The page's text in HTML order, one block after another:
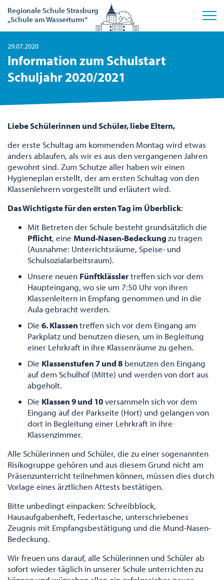
Regionale Schule Strasburg
„Schule am Wasserturm“
29.07.2020
Information zum Schulstart
Schuljahr 2020/2021
Liebe Schülerinnen und Schüler, liebe Eltern,
der erste Schultag am kommenden Montag wird etwas
anders ablaufen, als wir es aus den vergangenen Jahren
gewohnt sind. Zum Schutze aller haben wir einen
Hygieneplan erstellt, der am ersten Schultag von den
Klassenlehrern vorgestellt und erläutert wird.
Das Wichtigste für den ersten Tag im Überblick:
Mit Betreten der Schule besteht grundsätzlich die
Pflicht, eine Mund-Nasen-Bedeckungzu tragen
(Ausnahme: Unterrichtsräume, Speise- und
Schulsozialarbeitsraum).
Unsere neuen Fünftklässlertreffen sich vor dem
Haupteingang, wo sie um 7:50 Uhr von ihren
Klassenleitern in Empfang genommen und in die
Aula gebracht werden.
Die 6. Klassentreffen sich vor dem Eingang am
Parkplatz und benutzen diesen, um in Begleitung
einer Lehrkraft in ihre Klassenräume zu gehen.
Die Klassenstufen 7 und 8 benutzen den Eingang
auf dem Schulhof (Mitte) und werden von dort aus
abgeholt.
Die Klassen 9 und 10versammeln sich vor dem
Eingang auf der Parkseite (Hort) und gelangen von
dort in Begleitung einer Lehrkraft in ihre
Klassenzimmer.
Alle Schülerinnen und Schüler, die zu einer sogenannten
Risikogruppe gehören und aus diesem Grund nicht am
Präsenzunterricht teilnehmen können, müssen dies durch
Vorlage eines ärztlichen Attests bestätigen.
Bitte unbedingt einpacken: Schreibblock,
Hausaufgabenheft, Federtasche, unterschriebenes
Zeugnis mit Empfangsbestätigung und die Mund-Nasen-
Bedeckung.
Wir freuen uns darauf, alle Schülerinnen und Schüler ab
sofort wieder täglich in unserer Schule unterrichten zu